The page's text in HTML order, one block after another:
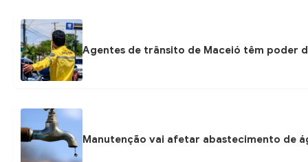
Agentes de trânsito de Maceió têm poder
Manutenção vai afetar abastecimento de